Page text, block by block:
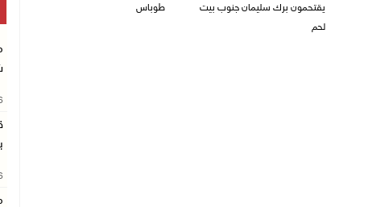
يقتحمون برك سليمان جنوب بيت
لحم
طوباس